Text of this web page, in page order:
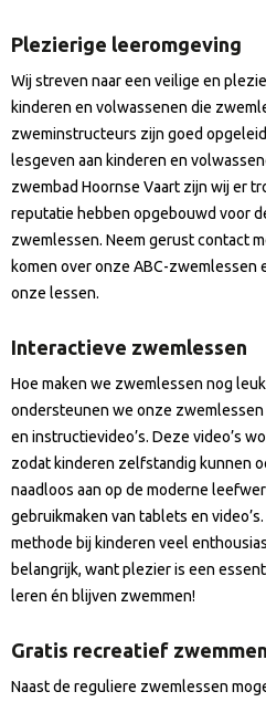
Plezierige leeromgeving
Wij streven naar een veilige en
kinderen en volwassenen die
zweminstructeurs zijn goed
lesgeven aan kinderen en
zwembad Hoornse Vaart zijn wij er
reputatie hebben opgebouwd voor
zwemlessen. Neem gerust contact
komen over onze ABC-zwemlessen
onze lessen.
Interactieve zwemlessen
Hoe maken we zwemlessen nog
ondersteunen we onze
en instructievideo’s. Deze video’s
zodat kinderen zelfstandig kunnen
naadloos aan op de moderne
gebruikmaken van tablets en
methode bij kinderen veel
belangrijk, want plezier is een
leren én blijven zwemmen!
Gratis recreatief zwemmen
Naast de reguliere zwemlessen